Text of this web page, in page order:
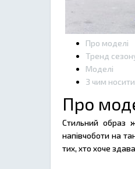
Про моделі
Тренд
Моделі
З чим носити
Про
Стильний образ
напівчоботи на
тих, хто хоче